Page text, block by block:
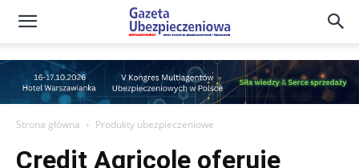
Gazeta
Ubezpieczeniowa
Strona główna Produkty ubezpieczeniowe
Credit Agricole oferuje